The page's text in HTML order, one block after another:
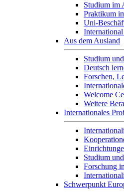
Studium im
Praktikum
Uni-
Aus dem Ausland
Studium
Deutsch
Forschen,
Welcome
Weitere
Internationales
Studium
Forschung
Schwerpunkt